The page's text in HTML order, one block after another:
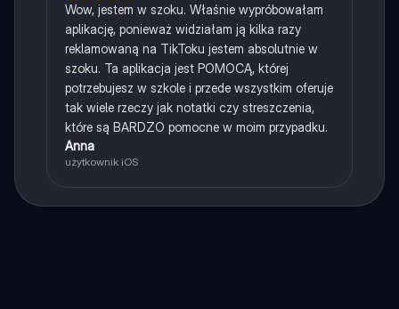
Wow, jestem w szoku. Właśnie wypróbowałam
aplikację, ponieważ widziałam ją kilka razy
reklamowaną na TikToku jestem absolutnie w
szoku. Ta aplikacja jest POMOCĄ, której
potrzebujesz w szkole i przede wszystkim oferuje
tak wiele rzeczy jak notatki czy streszczenia,
które są BARDZO pomocne w moim przypadku.
Anna
użytkownik iOS